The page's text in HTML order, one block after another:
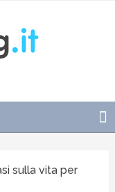
sulla vita per